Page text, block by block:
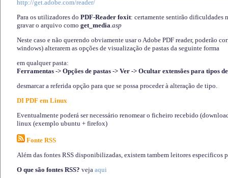
http://get.adobe.com/reader/
Para os utilizadores do PDF-Reader foxit: certamente sentirão dificuldades
gravar o arquivo como get_media.asp
Neste caso e não querendo obviamente usar o Adobe PDF reader, poderão
windows) alterarem as opções de visualização de pastas da seguinte forma
em qualquer pasta:
Ferramentas -> Opções de pastas -> Ver -> Ocultar extensões para tipos
desmarcar a referida opção para que se possa proceder à alteração de tipo.
DI PDF em Linux
Eventualmente poderá ser necessário renomear o ficheiro recebido
linux (exemplo ubuntu + firefox)
Fonte RSS
Além das fontes RSS disponibilizadas, existem tambem leitores especificos
O que são fontes RSS? veja aqui